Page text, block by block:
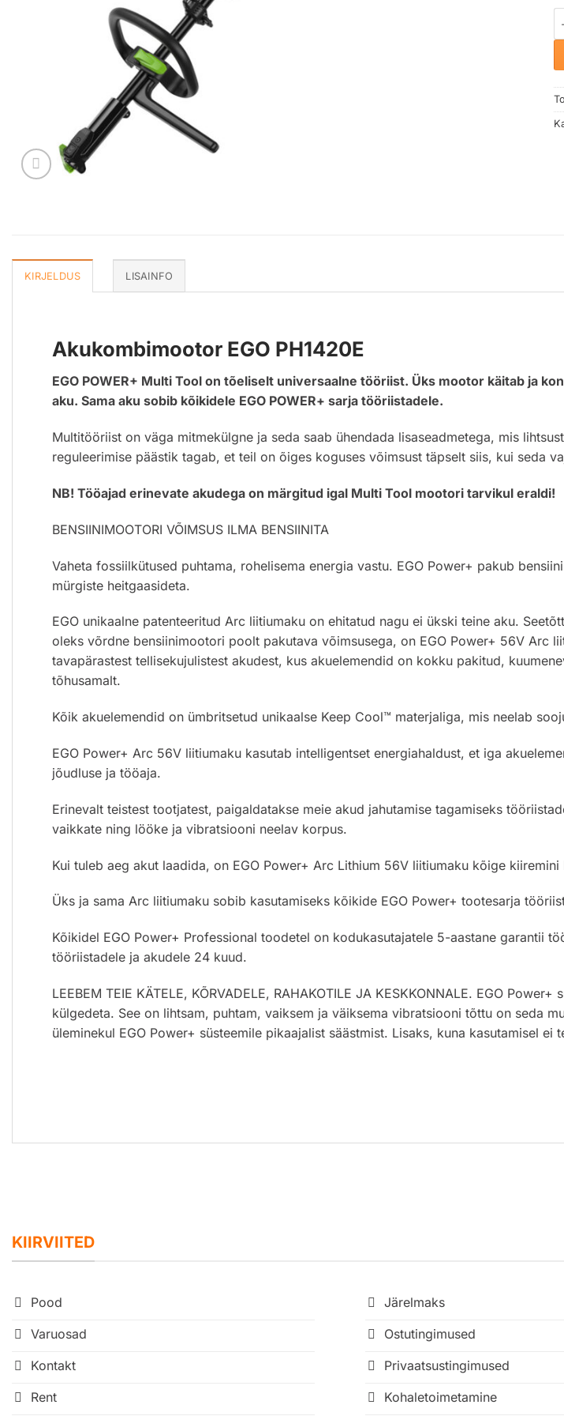
KIRJELDUS LISAINFO
Akukombimootor EGO PH1420E
EGO POWER+ Multi Tool on tõeliselt universaalne tööriist. Üks mootor käitab ja
aku. Sama aku sobib kõikidele EGO POWER+ sarja tööriistadele.
Multitööriist on väga mitmekülgne ja seda saab ühendada lisaseadmetega, mis
reguleerimise päästik tagab, et teil on õiges koguses võimsust täpselt siis, kui seda
NB! Tööajad erinevate akudega on märgitud igal Multi Tool mootori tarvikul eraldi!
BENSIINIMOOTORI VÕIMSUS ILMA BENSIINITA
Vaheta fossiilkütused puhtama, rohelisema energia vastu. EGO Power+ pakub
mürgiste heitgaasideta.
EGO unikaalne patenteeritud Arc liitiumaku on ehitatud nagu ei ükski teine aku.
oleks võrdne bensiinimootori poolt pakutava võimsusega, on EGO Power+ 56V Arc
tavapärastest tellisekujulistest akudest, kus akuelemendid on kokku pakitud,
tõhusamalt.
Kõik akuelemendid on ümbritsetud unikaalse Keep Cool™ materjaliga, mis neelab
EGO Power+ Arc 56V liitiumaku kasutab intelligentset energiahaldust, et iga
jõudluse ja tööaja.
Erinevalt teistest tootjatest, paigaldatakse meie akud jahutamise tagamiseks
vaikkate ning lööke ja vibratsiooni neelav korpus.
Kui tuleb aeg akut laadida, on EGO Power+ Arc Lithium 56V liitiumaku kõige kiiremini
Üks ja sama Arc liitiumaku sobib kasutamiseks kõikide EGO Power+ tootesarja
Kõikidel EGO Power+ Professional toodetel on kodukasutajatele 5-aastane garantii
tööriistadele ja akudele 24 kuud.
LEEBEM TEIE KÄTELE, KÕRVADELE, RAHAKOTILE JA KESKKONNALE. EGO
külgedeta. See on lihtsam, puhtam, vaiksem ja väiksema vibratsiooni tõttu on seda
üleminekul EGO Power+ süsteemile pikaajalist säästmist. Lisaks, kuna kasutamisel
KIIRVIITED
Pood
Varuosad
Kontakt
Rent
Järelmaks
Ostutingimused
Privaatsustingimused
Kohaletoimetamine